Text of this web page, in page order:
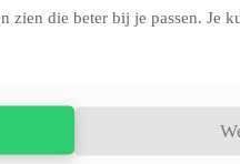
voor eenvoudig
of natte tas
onderhoud
zien die beter bij je passen. Je